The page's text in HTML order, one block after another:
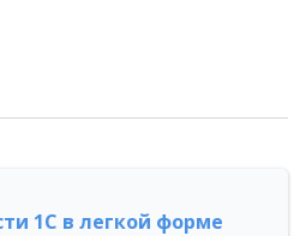
1С в легкой форме